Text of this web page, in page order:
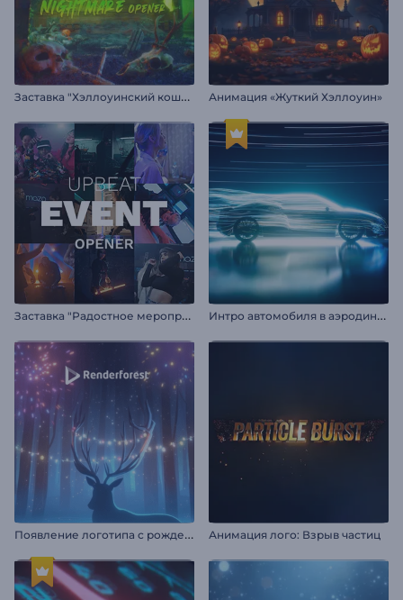
З
аставка "Хэллоуинский кошмар" Анимация «Жуткий Хэллоуин»
З
аставка "Радостное мероприятие" И
нтро автомобиля в аэродинамическом туннеле
П
оявление логотипа с рождественским оленем Анимация лого: Взрыв частиц